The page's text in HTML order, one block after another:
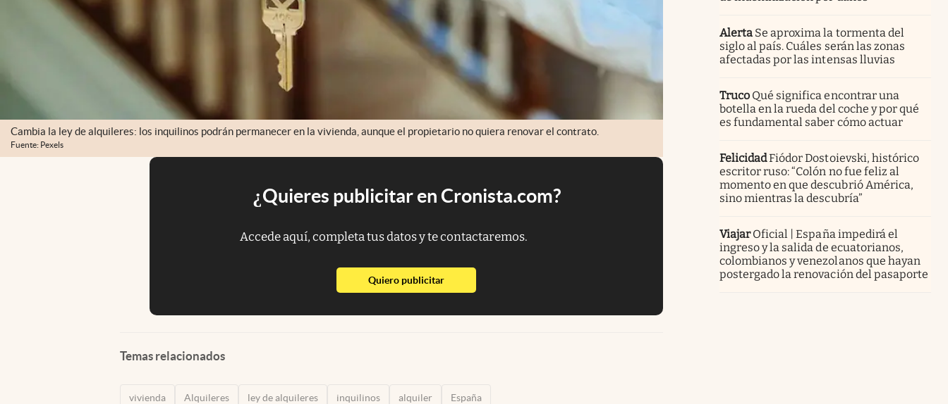
Cambia la ley de alquileres: los inquilinos podrán permanecer en la vivienda, aunque el propietario no quiera renovar el contrato.
Fuente: Pexels
¿Quieres publicitar en Cronista.com?
Accede aquí, completa tus datos y te contactaremos.
Quiero publicitarabre en nueva pestaña
Temas relacionados
vivienda Alquileres ley de alquileres inquilinos alquiler España
Alerta Se aproxima la tormenta del
siglo al país. Cuáles serán las zonas
afectadas por las intensas lluvias
Truco Qué significa encontrar una
botella en la rueda del coche y por qué
es fundamental saber cómo actuar
FelicidadFiódor Dostoievski, histórico
escritor ruso: “Colón no fue feliz al
momento en que descubrió América,
sino mientras la descubría”
Viajar Oficial | España impedirá el
ingreso y la salida de ecuatorianos,
colombianos y venezolanos que hayan
postergado la renovación del pasaporte